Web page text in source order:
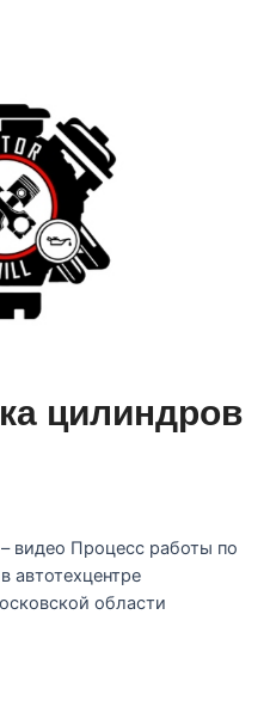
цилиндров
видео Процесс работы по
автотехцентре
области